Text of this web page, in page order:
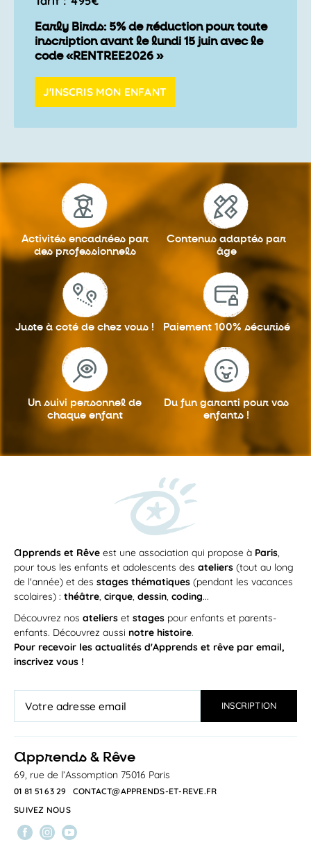
Early Birds: 5% de réduction pour toute
inscription avant le lundi 15 juin avec le
code «RENTREE2026 »
J'INSCRIS MON ENFANT
Activités encadrées par
des professionnels
Contenus adaptés par
âge
Juste à coté de chez vous ! Paiement 100% sécurisé
Un suivi personnel de
chaque enfant
Du fun garantipour vos
enfants !
apprends et Rêve est une association qui propose à Paris,
pour tous les enfants et adolescents des ateliers (tout au long
de l'année) et des stages thématiques (pendant les vacances
scolaires) : théâtre, cirque, dessin, coding...
Découvrez nos ateliers et stages pour enfants et parents-
enfants. Découvrez aussi notre histoire.
Pour recevoir les actualités d'Apprends et rêve par email,
inscrivez vous !
apprends & Rêve
69, rue de l’Assomption 75016 Paris
01 81 51 63 29
CONTACT@APPRENDS-ET-REVE.FR
SUIVEZ NOUS